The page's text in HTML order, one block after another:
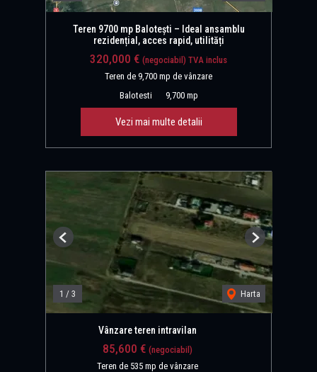
Teren 9700 mp Balotești – Ideal ansamblu
rezidențial, acces rapid, utilități
320,000 € (negociabil) TVA inclus
Teren de 9,700 mp de vânzare
Balotesti
9,700 mp
Vezi mai multe detalii
1 / 3 Harta
Previous Next
Vânzare teren intravilan
85,600 € (negociabil)
Teren de 535 mp de vânzare